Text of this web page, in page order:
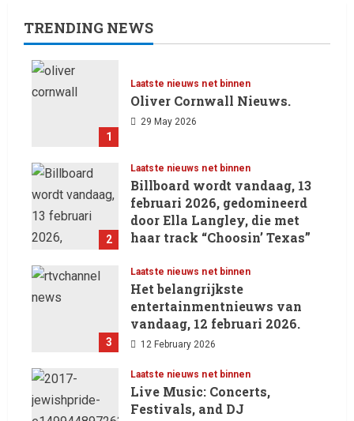
TRENDING NEWS
1
Laatste nieuws net binnen
Oliver Cornwall Nieuws.
29 May 2026
2
Laatste nieuws net binnen
Billboard wordt vandaag, 13
februari 2026, gedomineerd
door Ella Langley, die met
haar track “Choosin’ Texas”
in de Hot 100 heeft behaald.
13 February 2026
3
Laatste nieuws net binnen
Het belangrijkste
entertainmentnieuws van
vandaag, 12 februari 2026.
12 February 2026
Laatste nieuws net binnen
Live Music: Concerts,
Festivals, and DJ